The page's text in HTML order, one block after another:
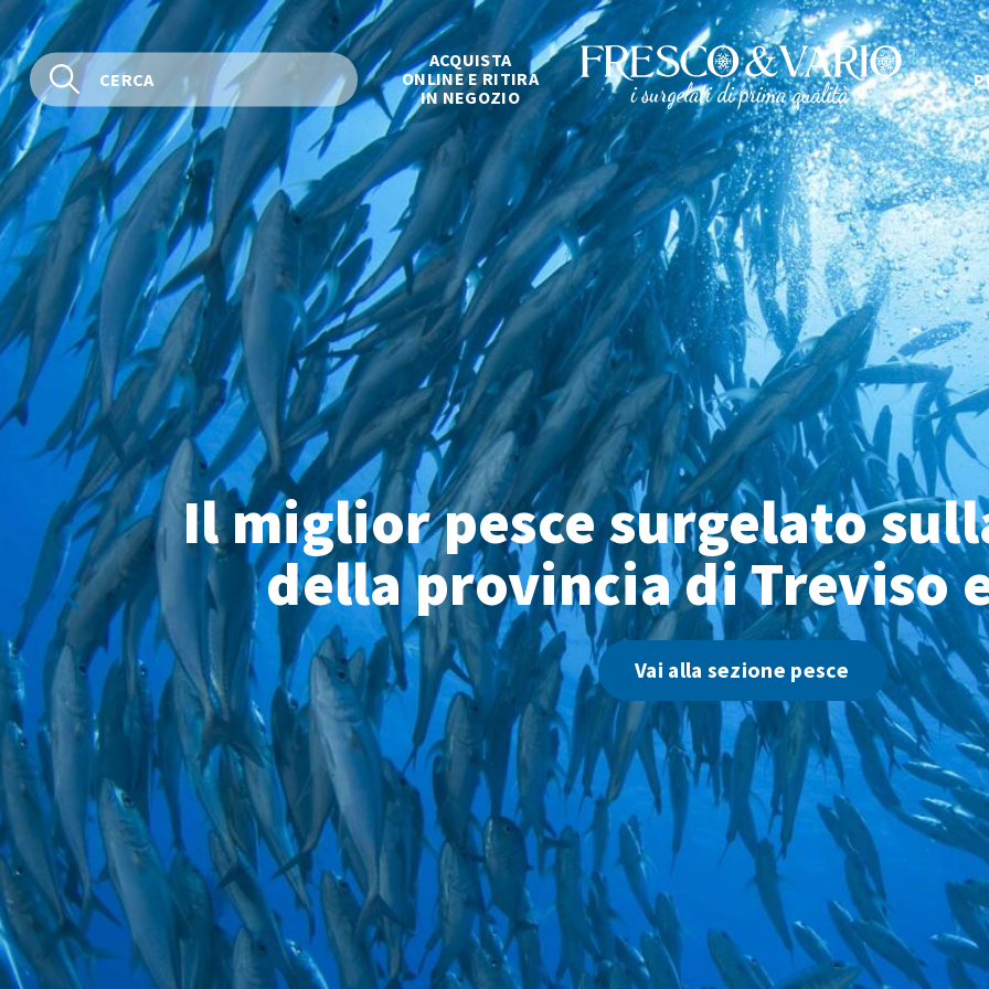
ACQUISTA
ONLINE E RITIRA
IN NEGOZIO
Il miglior pesce surgelato
della provincia di Treviso
Vai alla sezione pesce